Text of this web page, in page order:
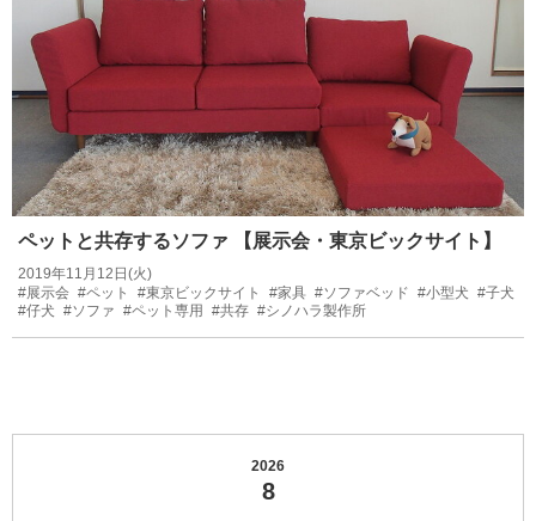
ペットと共存するソファ 【展示会・東京ビックサイト】
2019年11月12日(火)
#展示会 #ペット #東京ビックサイト #家具 #ソファベッド #小型犬 #子犬
#仔犬 #ソファ #ペット専用 #共存 #シノハラ製作所
2026
8